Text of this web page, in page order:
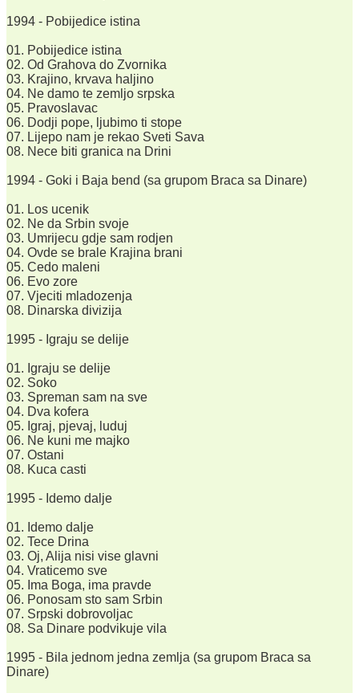
1994 - Pobijedice istina
01. Pobijedice istina
02. Od Grahova do Zvornika
03. Krajino, krvava haljino
04. Ne damo te zemljo srpska
05. Pravoslavac
06. Dodji pope, ljubimo ti stope
07. Lijepo nam je rekao Sveti Sava
08. Nece biti granica na Drini
1994 - Goki i Baja bend (sa grupom Braca sa Dinare)
01. Los ucenik
02. Ne da Srbin svoje
03. Umrijecu gdje sam rodjen
04. Ovde se brale Krajina brani
05. Cedo maleni
06. Evo zore
07. Vjeciti mladozenja
08. Dinarska divizija
1995 - Igraju se delije
01. Igraju se delije
02. Soko
03. Spreman sam na sve
04. Dva kofera
05. Igraj, pjevaj, luduj
06. Ne kuni me majko
07. Ostani
08. Kuca casti
1995 - Idemo dalje
01. Idemo dalje
02. Tece Drina
03. Oj, Alija nisi vise glavni
04. Vraticemo sve
05. Ima Boga, ima pravde
06. Ponosam sto sam Srbin
07. Srpski dobrovoljac
08. Sa Dinare podvikuje vila
1995 - Bila jednom jedna zemlja (sa grupom Braca sa
Dinare)